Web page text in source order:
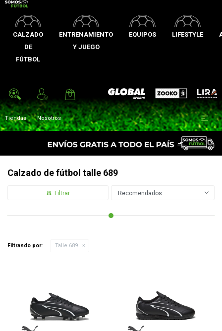
CALZADO
DE
FÚTBOL
ENTRENAMIENTO
Y JUEGO
EQUIPOS LIFESTYLE
Global Sports Zooko Lira
Tiendas Nosotros 
Calzado de fútbol talle 689
Recomendados
Filtrando por: Talle 689